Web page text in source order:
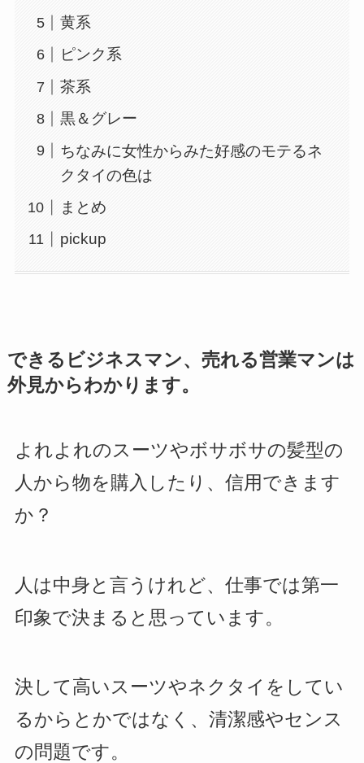
黄系
ピンク系
茶系
黒＆グレー
ちなみに女性からみた好感のモテるネ
クタイの色は
まとめ
pickup
できるビジネスマン、売れる営業マンは
外見からわかります。
よれよれのスーツやボサボサの髪型の
人から物を購入したり、信用できます
か？
人は中身と言うけれど、仕事では第一
印象で決まると思っています。
決して高いスーツやネクタイをしてい
るからとかではなく、清潔感やセンス
の問題です。